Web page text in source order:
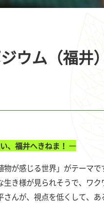
ウム（福井
、福井へきねま！ ―
が感じる世界」がテーマ
き様が見られそうで、ワ
んが、視点を低くして、